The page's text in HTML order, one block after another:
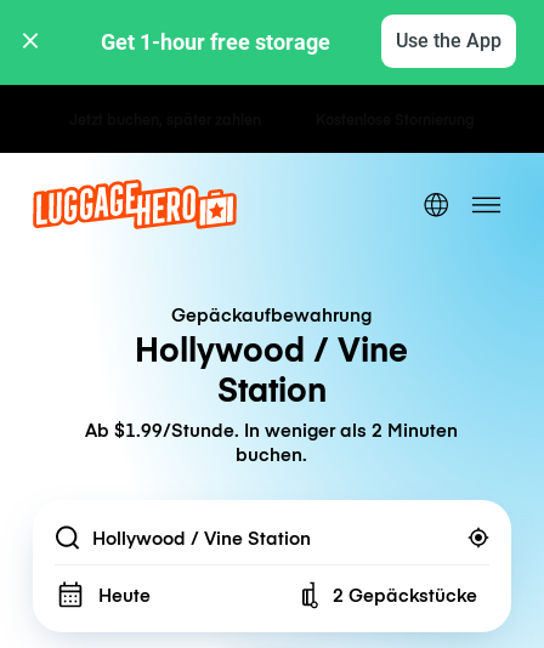
Get 1-hour free storage Use the App
Gepäckaufbewahrung
Hollywood / Vine
Station
Ab $1.99/Stunde. In weniger als 2 Minuten
buchen.
Location
Heute Number of bags
2 Gepäckstücke